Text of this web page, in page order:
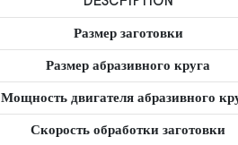
Размер заготовки
Размер абразивного круга
Мощность двигателя абразивного
Скорость обработки заготовки